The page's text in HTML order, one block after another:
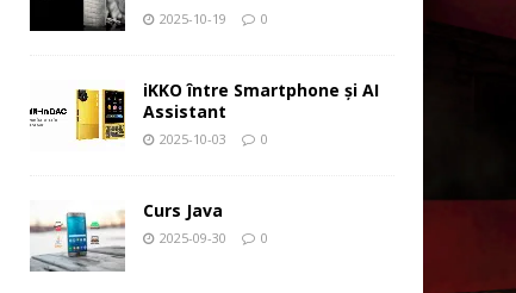
2025-10-19 0
iKKO între Smartphone și AI
Assistant
2025-10-03 0
Curs Java
2025-09-30 0